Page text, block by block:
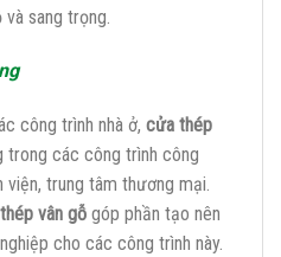
sang trọng.
công trình nhà ở, cửa thép
trong các công trình công
trung tâm thương mại.
vân gỗ góp phần tạo nên
cho các công trình này.